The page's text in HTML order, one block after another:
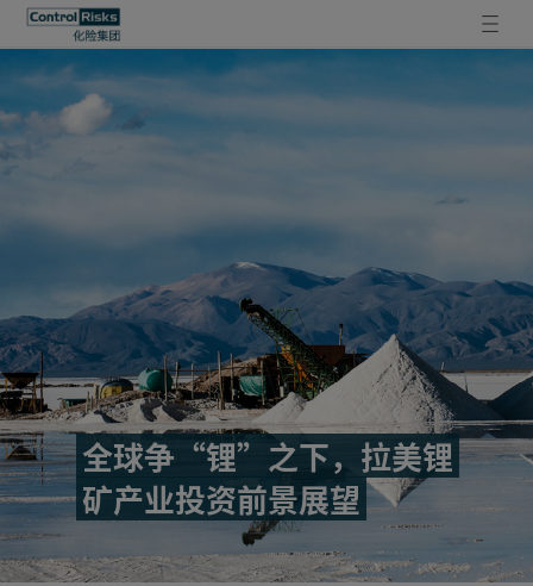
全球争“锂”之下，拉美锂
矿产业投资前景展望